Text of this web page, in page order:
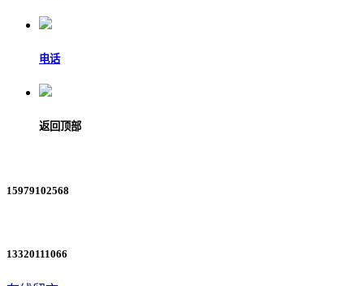
电话
返回顶部
15979102568
13320111066